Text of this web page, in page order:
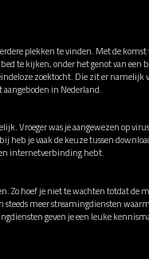
plekken te vinden. Met de
te kijken, onder het genot van een
zoektocht. Die zit er namelijk
in Nederland.
Vroeger was je aangewezen op
heb je vaak de keuze tussen
internetverbinding hebt.
Zo hoef je niet te wachten totdat de
meer streamingdiensten
geven je een leuke